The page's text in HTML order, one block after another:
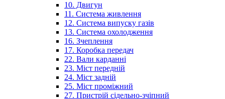
10. Двигун
11. Система живлення
12. Система випуску газів
13. Система охолодження
16. Зчеплення
17. Коробка передач
22. Вали карданні
23. Міст передній
24. Міст задній
25. Міст проміжний
27. Пристрій сідельно-зчіпний